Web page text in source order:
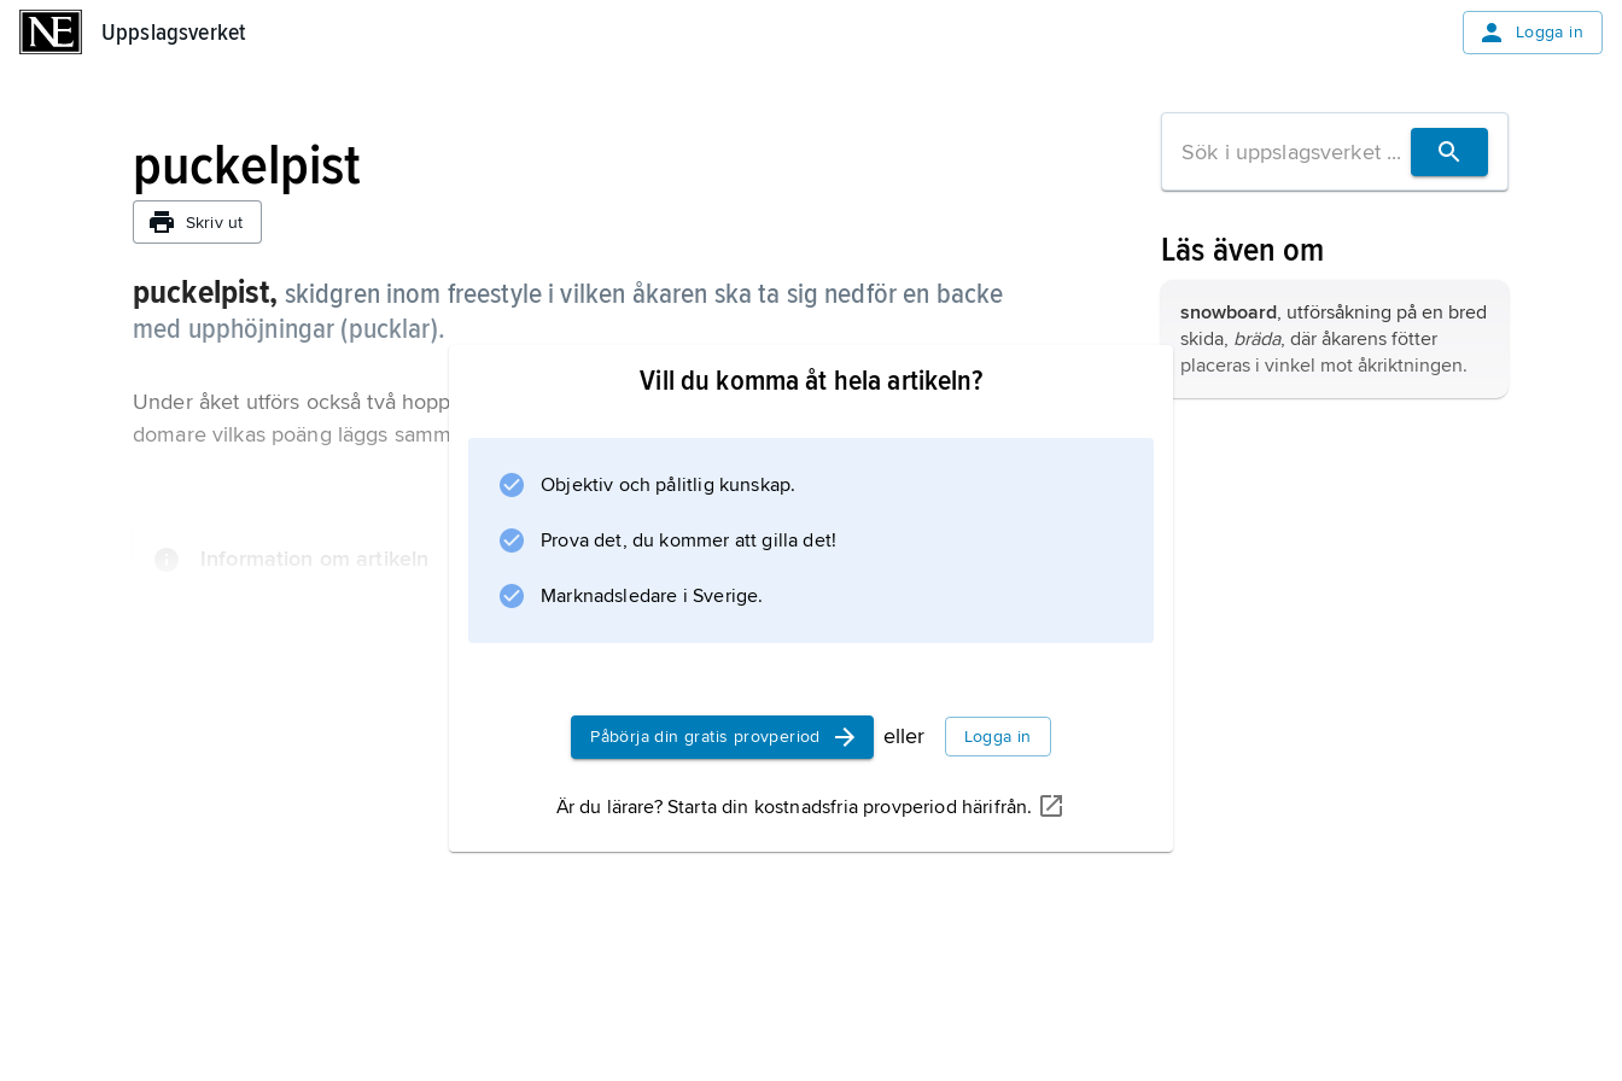
Uppslagsverket Logga in
puckelpist
Skriv ut
puckelpist, skidgren inom freestyle i vilken åkaren ska ta sig nedför en backe
med upphöjningar (pucklar).
Under åket utförs också två hopp i uppbyggda ramper. Åkteknik och hopp bedöms av
domare vilkas poäng läggs samman med poäng för åktid. Puckelpist är OS-gren sedan 1992.
Information om artikeln
Vill du komma åt hela artikeln?
Objektiv och pålitlig kunskap.
Prova det, du kommer att gilla det!
Marknadsledare i Sverige.
Påbörja din gratis provperiod eller Logga in
Är du lärare? Starta din kostnadsfria provperiod härifrån.
Läs även om
snowboard, utförsåkning på en bred
skida, bräda, där åkarens fötter
placeras i vinkel mot åkriktningen.